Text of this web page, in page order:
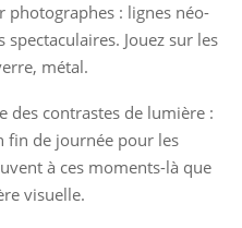
photographes : lignes néo-
spectaculaires. Jouez sur les
métal.
des contrastes de lumière :
fin de journée pour les
à ces moments-là que
visuelle.